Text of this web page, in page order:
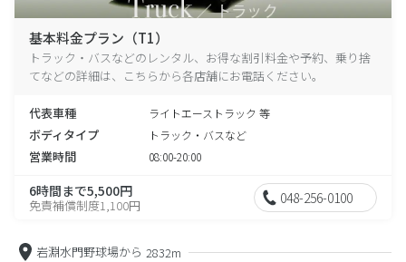
基本料金プラン（T1）
トラック・バスなどのレンタル、お得な割引料金や予約、乗り捨
てなどの詳細は、こちらから各店舗にお電話ください。
代表車種 ライトエーストラック 等
ボディタイプ トラック・バスなど
営業時間 08:00-20:00
6時間まで5,500円
免責補償制度1,100円 048-256-0100
岩淵水門野球場から 2832m